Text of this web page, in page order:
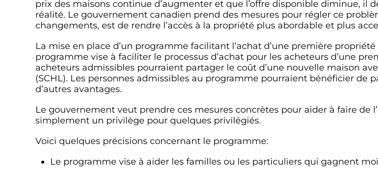
prix des maisons continue d’augmenter et que l’offre disponible diminue, il
réalité. Le gouvernement canadien prend des mesures pour régler ce
changements, est de rendre l’accès à la propriété plus abordable et plus
La mise en place d’un programme facilitant l’achat d’une première
programme vise à faciliter le processus d’achat pour les acheteurs d’une
acheteurs admissibles pourraient partager le coût d’une nouvelle maison
(SCHL). Les personnes admissibles au programme pourraient bénéficier de
d’autres avantages.
Le gouvernement veut prendre ces mesures concrètes pour aider à faire de
simplement un privilège pour quelques privilégiés.
Voici quelques précisions concernant le programme:
Le programme vise à aider les familles ou les particuliers qui gagnent